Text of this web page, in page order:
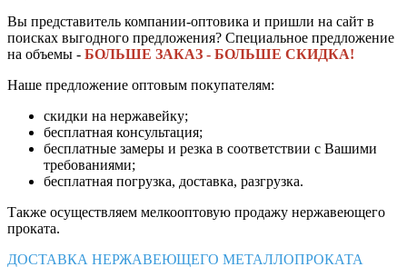
Вы представитель компании-оптовика и пришли на сайт в
поисках выгодного предложения? Специальное предложение
на объемы - БОЛЬШЕ ЗАКАЗ - БОЛЬШЕ СКИДКА!
Наше предложение оптовым покупателям:
скидки на нержавейку;
бесплатная консультация;
бесплатные замеры и резка в соответствии с Вашими
требованиями;
бесплатная погрузка, доставка, разгрузка.
Также осуществляем мелкооптовую продажу нержавеющего
проката.
ДОСТАВКА НЕРЖАВЕЮЩЕГО МЕТАЛЛОПРОКАТА